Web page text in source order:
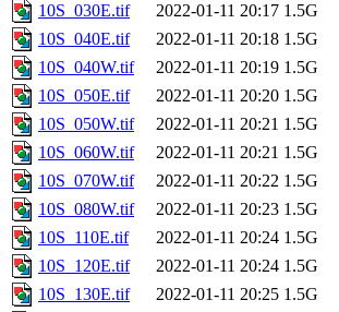
10S_030E.tif
2022-01-11 20:17 1.5G
10S_040E.tif
2022-01-11 20:18 1.5G
10S_040W.tif
2022-01-11 20:19 1.5G
10S_050E.tif
2022-01-11 20:20 1.5G
10S_050W.tif
2022-01-11 20:21 1.5G
10S_060W.tif
2022-01-11 20:21 1.5G
10S_070W.tif
2022-01-11 20:22 1.5G
10S_080W.tif
2022-01-11 20:23 1.5G
10S_110E.tif
2022-01-11 20:24 1.5G
10S_120E.tif
2022-01-11 20:24 1.5G
10S_130E.tif
2022-01-11 20:25 1.5G